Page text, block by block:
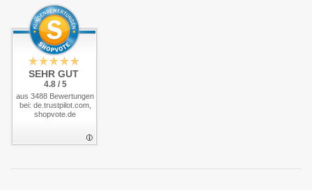
SEHR GUT
4.8 / 5
aus 3488 Bewertungen
bei: de.trustpilot.com,
shopvote.de